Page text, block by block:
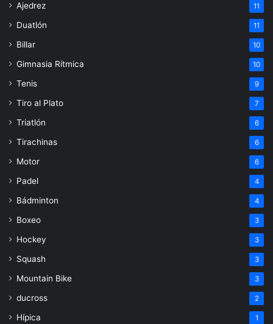
Ajedrez 11
Duatlón 11
Billar 10
Gimnasia Rítmica 10
Tenis 9
Tiro al Plato 7
Triatlón 6
Tirachinas 6
Motor 6
Padel 4
Bádminton 4
Boxeo 3
Hockey 3
Squash 3
Mountain Bike 3
ducross 2
Hípica 1